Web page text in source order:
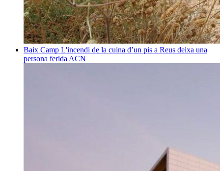
Baix Camp L'incendi de la cuina d’un pis a Reus deixa una
persona ferida ACN